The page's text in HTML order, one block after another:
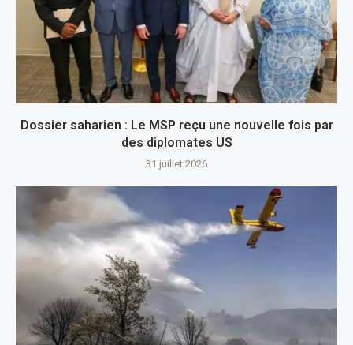
Dossier saharien : Le MSP reçu une nouvelle fois par
des diplomates US
31 juillet 2026